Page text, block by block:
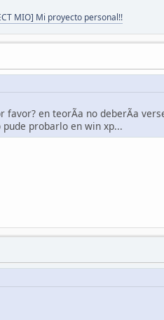
MIO] Mi proyecto personal!!
en teorÃ­a no deberÃ­a
probarlo en win xp...